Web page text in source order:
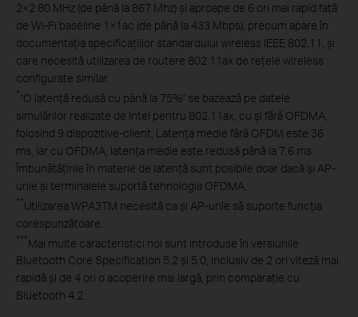
2×2 80 MHz (de până la 867 Mhz) și aproape de 6 ori mai rapid față
de Wi-Fi baseline 1×1ac (de până la 433 Mbps), precum apare în
documentația specificațiilor standardului wireless IEEE 802.11, și
care necesită utilizarea de routere 802.11ax de rețele wireless
configurate similar.
* "O latență redusă cu până la 75%" se bazează pe datele
simulărilor realizate de Intel pentru 802.11ax, cu și fără OFDMA,
folosind 9 dispozitive-client. Latența medie fără OFDM este 36
ms, iar cu OFDMA, latența medie este redusă până la 7.6 ms.
Îmbunătățirile în materie de latență sunt posibile doar dacă și AP-
urile și terminalele suportă tehnologia OFDMA.
**Utilizarea WPA3TM necesită ca și AP-urile să suporte funcția
corespunzătoare.
***Mai multe caracteristici noi sunt introduse în versiunile
Bluetooth Core Specification 5.2 și 5.0, inclusiv de 2 ori viteză mai
rapidă și de 4 ori o acoperire mai largă, prin comparație cu
Bluetooth 4.2.